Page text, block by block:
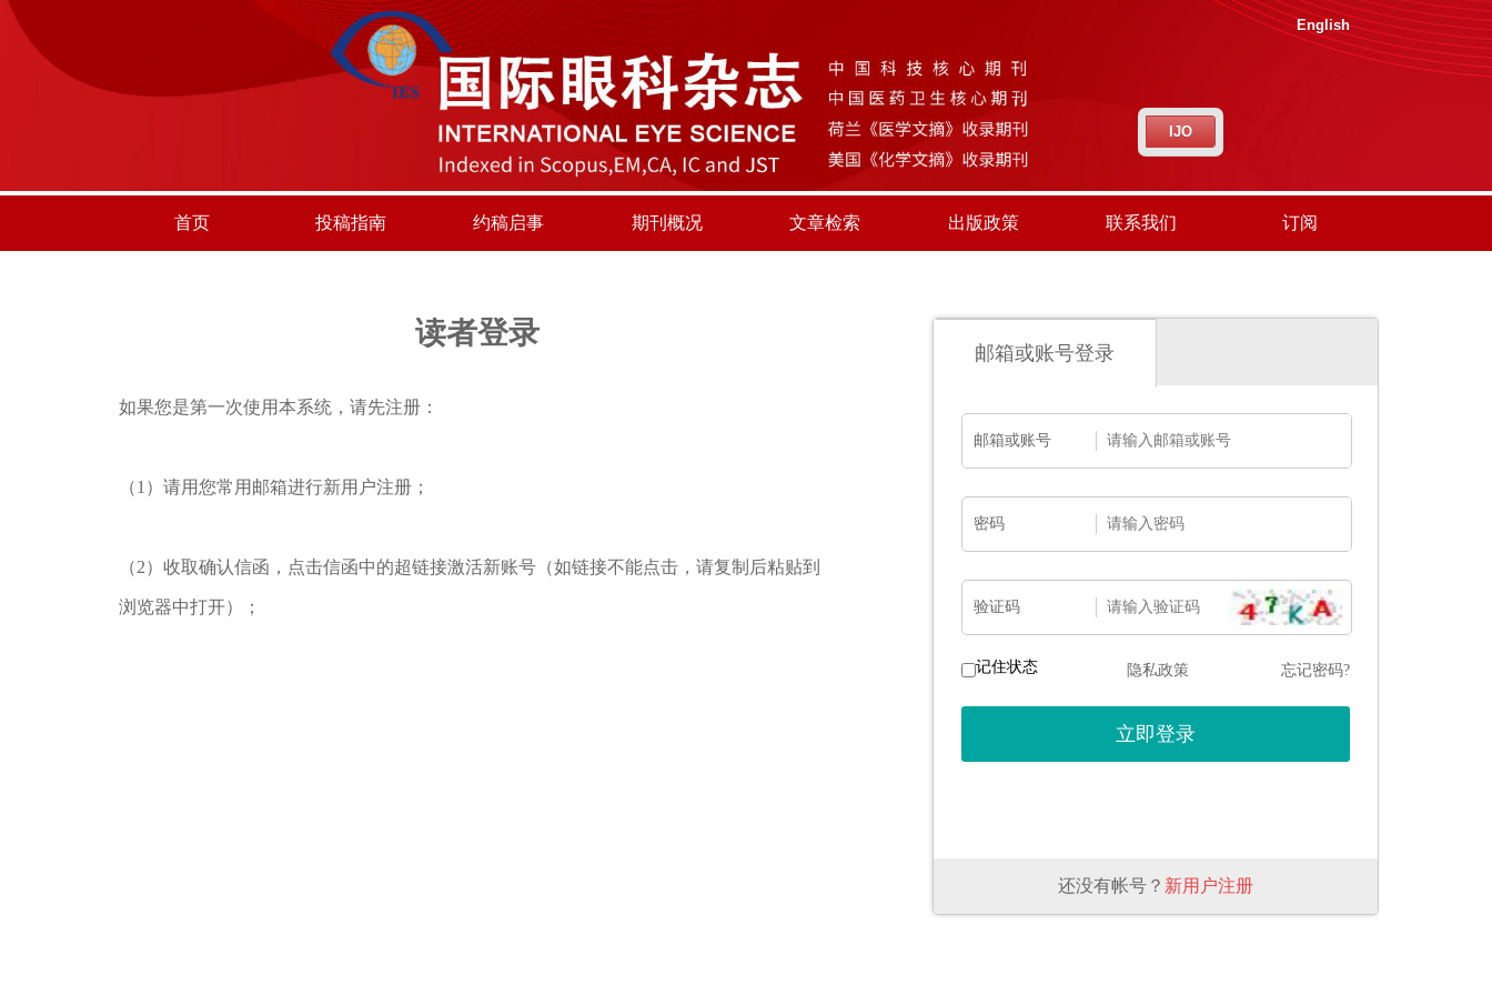
English
IJO
首页 投稿指南 约稿启事 期刊概况 文章检索 出版政策 联系我们 订阅
读者登录
如果您是第一次使用本系统，请先注册：
（1）请用您常用邮箱进行新用户注册；
（2）收取确认信函，点击信函中的超链接激活新账号（如链接不能点击，请复制后粘贴到
浏览器中打开）；
邮箱或账号登录
邮箱或账号
密码
验证码
记住状态 隐私政策 忘记密码?
还没有帐号？ 新用户注册